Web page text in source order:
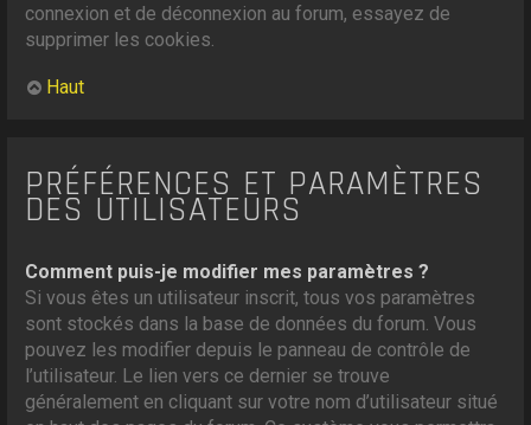
connexion et de déconnexion au forum, essayez de
supprimer les cookies.
Haut
PRÉFÉRENCES ET PARAMÈTRES
DES UTILISATEURS
Comment puis-je modifier mes paramètres ?
Si vous êtes un utilisateur inscrit, tous vos paramètres
sont stockés dans la base de données du forum. Vous
pouvez les modifier depuis le panneau de contrôle de
l’utilisateur. Le lien vers ce dernier se trouve
généralement en cliquant sur votre nom d’utilisateur situé